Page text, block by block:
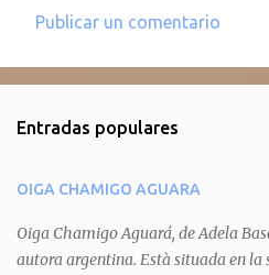
e
t
a
r
Publicar un comentario
Entradas populares
OIGA CHAMIGO AGUARA
Oiga Chamigo Aguará, de Adela
autora argentina. Està situada en la